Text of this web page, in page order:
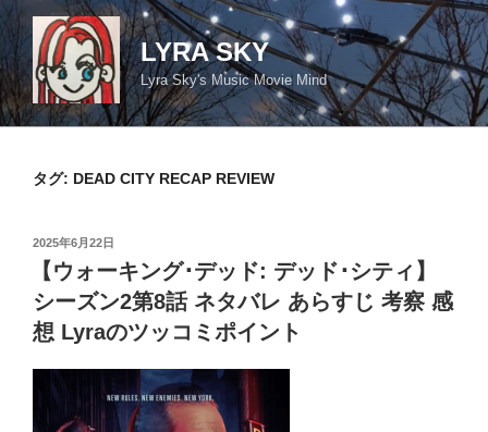
コ
ン
テ
ン
ツ
LYRA SKY
Lyra Sky's Music Movie Mind
タグ: DEAD CITY RECAP REVIEW
投
日:
2025年6月22日
【ウォーキング･デッド: デッド･シティ】
シーズン2第8話 ネタバレ あらすじ 考察 感
想 Lyraのツッコミポイント